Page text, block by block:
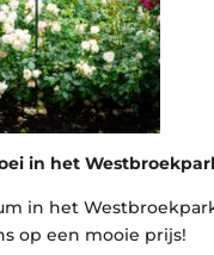
in het
in het
op een mooie prijs!